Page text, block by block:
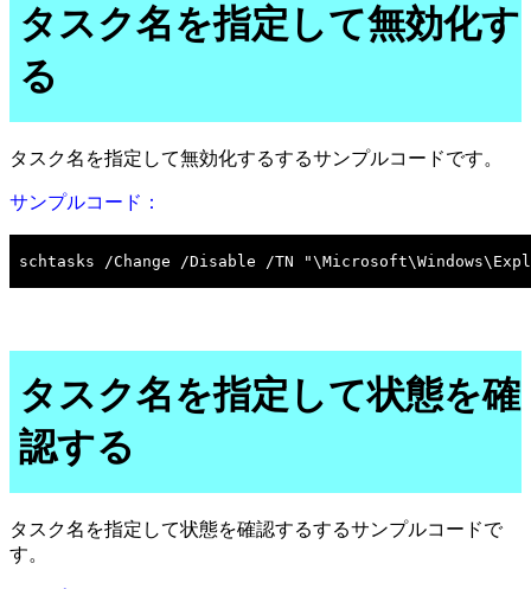
タスク名を指定して無効化す
る
タスク名を指定して無効化するするサンプルコードです。
サンプルコード：
タスク名を指定して状態を確
認する
タスク名を指定して状態を確認するするサンプルコードで
す。